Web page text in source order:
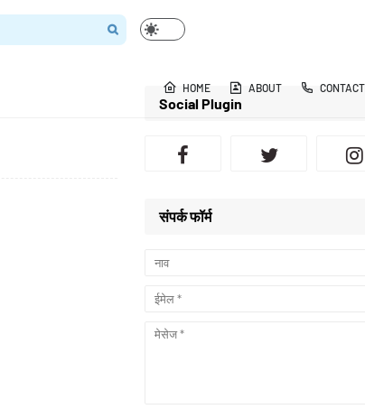
HOME ABOUT CONTACT
Social Plugin
संपर्क फॉर्म